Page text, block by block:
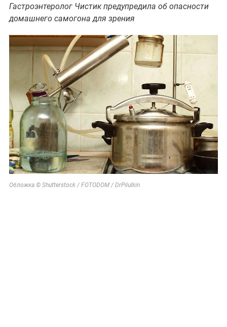
Гастроэнтеролог Чистик предупредила об опасности
домашнего самогона для зрения
Обложка © Shutterstock / FOTODOM / DrPilulkin